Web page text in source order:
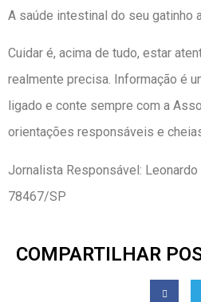
A saúde intestinal do seu gatinho
Cuidar é, acima de tudo, estar
realmente precisa. Informação é
ligado e conte sempre com a
orientações responsáveis e
Jornalista Responsável:
78467/SP
COMPARTILHAR